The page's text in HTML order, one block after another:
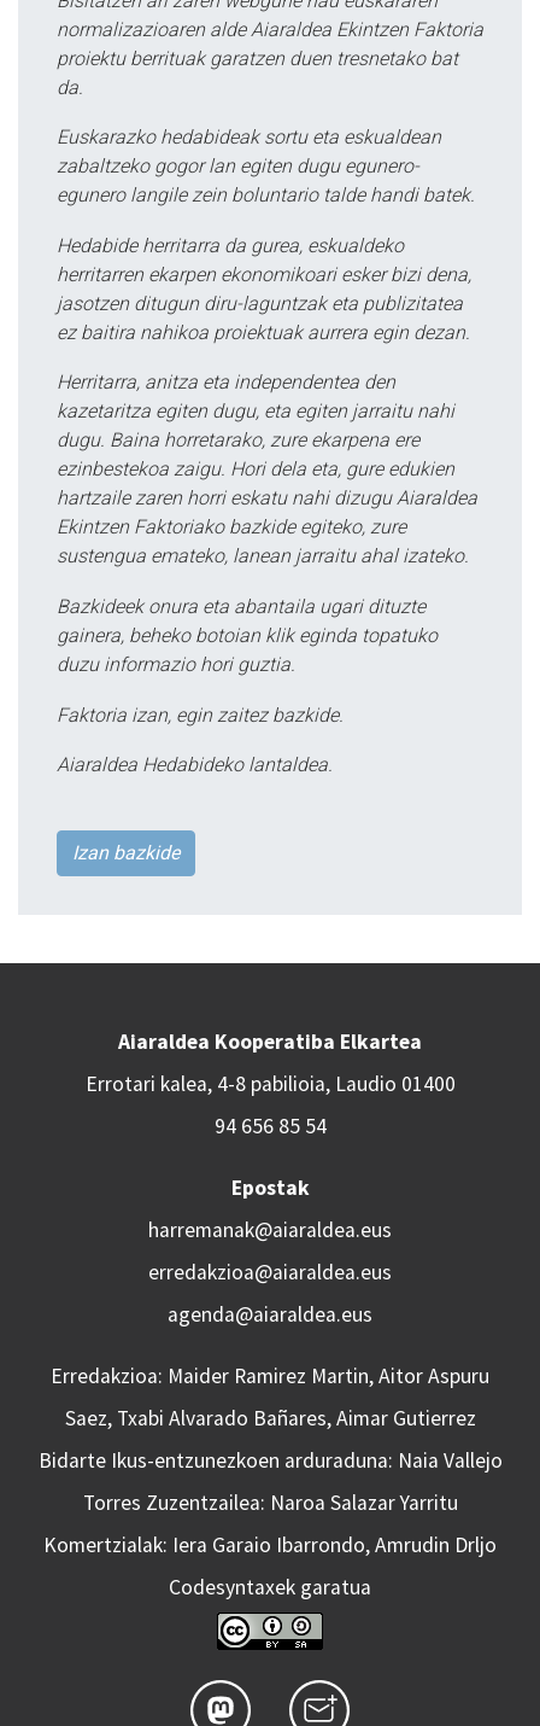
normalizazioaren alde Aiaraldea Ekintzen Faktoria
proiektu berrituak garatzen duen tresnetako bat
da.
Euskarazko hedabideak sortu eta eskualdean
zabaltzeko gogor lan egiten dugu egunero-
egunero langile zein boluntario talde handi batek.
Hedabide herritarra da gurea, eskualdeko
herritarren ekarpen ekonomikoari esker bizi dena,
jasotzen ditugun diru-laguntzak eta publizitatea
ez baitira nahikoa proiektuak aurrera egin dezan.
Herritarra, anitza eta independentea den
kazetaritza egiten dugu, eta egiten jarraitu nahi
dugu. Baina horretarako, zure ekarpena ere
ezinbestekoa zaigu. Hori dela eta, gure edukien
hartzaile zaren horri eskatu nahi dizugu Aiaraldea
Ekintzen Faktoriako bazkide egiteko, zure
sustengua emateko, lanean jarraitu ahal izateko.
Bazkideek onura eta abantaila ugari dituzte
gainera, beheko botoian klik eginda topatuko
duzu informazio hori guztia.
Faktoria izan, egin zaitez bazkide.
Aiaraldea Hedabideko lantaldea.
Izan bazkide
Aiaraldea Kooperatiba Elkartea
Errotari kalea, 4-8 pabilioia, Laudio 01400
94 656 85 54
Epostak
harremanak@aiaraldea.eus
erredakzioa@aiaraldea.eus
agenda@aiaraldea.eus
Erredakzioa: Maider Ramirez Martin, Aitor Aspuru
Saez, Txabi Alvarado Bañares, Aimar Gutierrez
Bidarte Ikus-entzunezkoen arduraduna: Naia Vallejo
Torres Zuzentzailea: Naroa Salazar Yarritu
Komertzialak: Iera Garaio Ibarrondo, Amrudin Drljo
Codesyntaxek garatua